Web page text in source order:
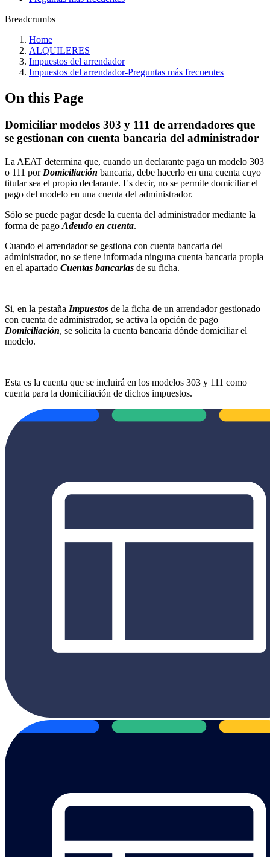
Breadcrumbs
Home
ALQUILERES
Impuestos del arrendador
Impuestos del arrendador‎-Preguntas más frecuentes‎
On this Page
Domiciliar modelos 303 y 111 de arrendadores que
se gestionan con cuenta bancaria del administrador
La AEAT determina que, cuando un declarante paga un modelo 303
o 111 por Domiciliación bancaria, debe hacerlo en una cuenta cuyo
titular sea el propio declarante. Es decir, no se permite domiciliar el
pago del modelo en una cuenta del administrador.
Sólo se puede pagar desde la cuenta del administrador mediante la
forma de pago Adeudo en cuenta.
Cuando el arrendador se gestiona con cuenta bancaria del
administrador, no se tiene informada ninguna cuenta bancaria propia
en el apartado Cuentas bancarias de su ficha.
Si, en la pestaña Impuestos de la ficha de un arrendador gestionado
con cuenta de administrador, se activa la opción de pago
Domiciliación, se solicita la cuenta bancaria dónde domiciliar el
modelo.
Esta es la cuenta que se incluirá en los modelos 303 y 111 como
cuenta para la domiciliación de dichos impuestos.